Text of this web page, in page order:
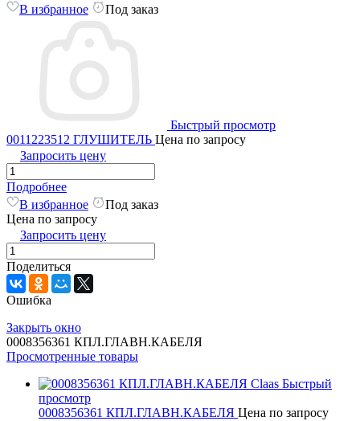
В избранное
Под заказ
Быстрый просмотр
0011223512 ГЛУШИТЕЛЬ Цена по запросу
Запросить цену
Подробнее
В избранное
Под заказ
Цена по запросу
Запросить цену
Поделиться
Ошибка
Закрыть окно
0008356361 КПЛ.ГЛАВН.КАБЕЛЯ
Просмотренные товары
Быстрый
просмотр
0008356361 КПЛ.ГЛАВН.КАБЕЛЯ Цена по запросу